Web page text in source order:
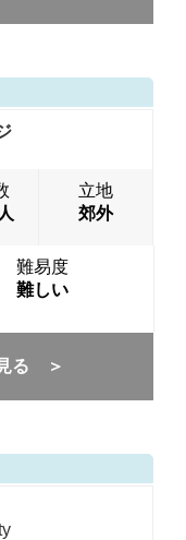
立地
郊外
難易度
難しい
る ＞